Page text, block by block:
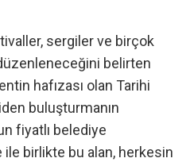
sergiler ve birçok
belirten
hafızası olan Tarihi
buluşturmanın
fiyatlı belediye
birlikte bu alan, herkesin